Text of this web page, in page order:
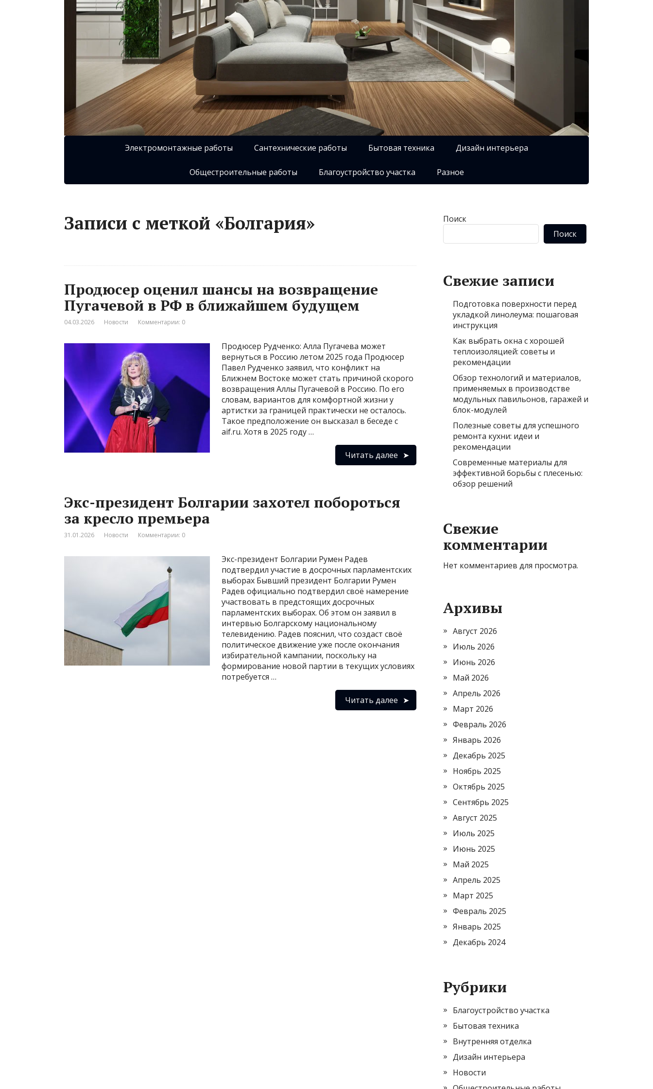
Электромонтажные работы Сантехнические работы Бытовая техника Дизайн интерьера
Общестроительные работы Благоустройство участка Разное
Записи с меткой «Болгария»
Продюсер оценил шансы на возвращение
Пугачевой в РФ в ближайшем будущем
04.03.2026 Новости Комментарии: 0
Продюсер Рудченко: Алла Пугачева может
вернуться в Россию летом 2025 года Продюсер
Павел Рудченко заявил, что конфликт на
Ближнем Востоке может стать причиной скорого
возвращения Аллы Пугачевой в Россию. По его
словам, вариантов для комфортной жизни у
артистки за границей практически не осталось.
Такое предположение он высказал в беседе с
aif.ru. Хотя в 2025 году …
Читать далее
Экс-президент Болгарии захотел побороться
за кресло премьера
31.01.2026 Новости Комментарии: 0
Экс-президент Болгарии Румен Радев
подтвердил участие в досрочных парламентских
выборах Бывший президент Болгарии Румен
Радев официально подтвердил своё намерение
участвовать в предстоящих досрочных
парламентских выборах. Об этом он заявил в
интервью Болгарскому национальному
телевидению. Радев пояснил, что создаст своё
политическое движение уже после окончания
избирательной кампании, поскольку на
формирование новой партии в текущих условиях
потребуется …
Читать далее
Поиск
Поиск
Свежие записи
Подготовка поверхности перед
укладкой линолеума: пошаговая
инструкция
Как выбрать окна с хорошей
теплоизоляцией: советы и
рекомендации
Обзор технологий и материалов,
применяемых в производстве
модульных павильонов, гаражей и
блок-модулей
Полезные советы для успешного
ремонта кухни: идеи и
рекомендации
Современные материалы для
эффективной борьбы с плесенью:
обзор решений
Свежие
комментарии
Нет комментариев для просмотра.
Архивы
Август 2026
Июль 2026
Июнь 2026
Май 2026
Апрель 2026
Март 2026
Февраль 2026
Январь 2026
Декабрь 2025
Ноябрь 2025
Октябрь 2025
Сентябрь 2025
Август 2025
Июль 2025
Июнь 2025
Май 2025
Апрель 2025
Март 2025
Февраль 2025
Январь 2025
Декабрь 2024
Рубрики
Благоустройство участка
Бытовая техника
Внутренняя отделка
Дизайн интерьера
Новости